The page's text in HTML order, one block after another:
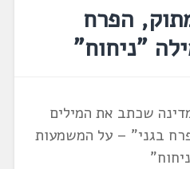
הפרח
"ניחוח"
שכתב את המילים
בגני" – על המשמעות